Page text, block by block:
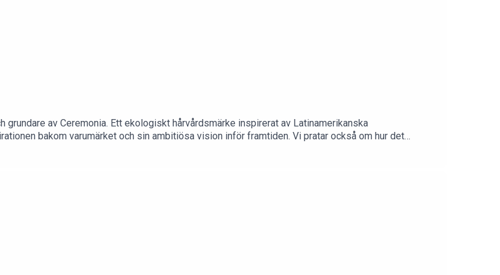
grundare av Ceremonia. Ett ekologiskt hårvårdsmärke inspirerat av Latinamerikanska
bakom varumärket och sin ambitiösa vision inför framtiden. Vi pratar också om hur det
och om de stora och långsiktiga projekt som hon driver både på jobbet och hemma. Har du en
Babbas tips: Ceremonia Ceremonia på InstagramBabba på